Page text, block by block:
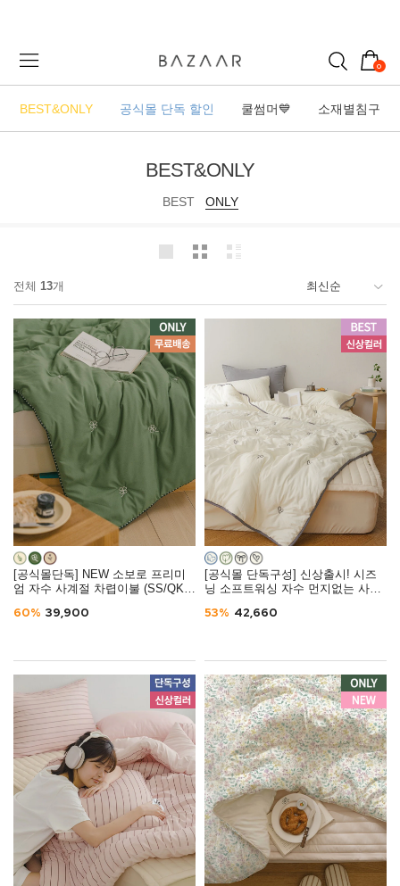
0
BEST&ONLY 공식몰 단독 할인 쿨썸머💙 소재별침구
BEST&ONLY
BEST ONLY
전체 13개
[공식몰단독] NEW 소보로 프리미
엄 자수 사계절 차렵이불 (SS/QK) -
60% 39,900
[공식몰 단독구성] 신상출시! 시즈
닝 소프트워싱 자수 먼지없는 사계
53% 42,660